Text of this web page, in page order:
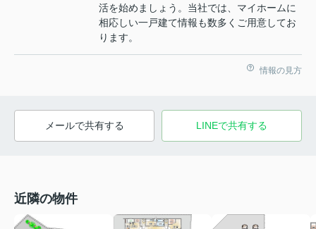
活を始めましょう。当社では、マイホームに
相応しい一戸建て情報も数多くご用意してお
ります。
情報の見方
メールで共有する LINEで共有する
近隣の物件